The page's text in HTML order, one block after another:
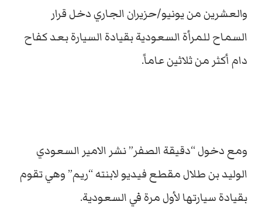
والعشرين من يونيو/حزيران الجاري دخل قرار
السماح للمرأة السعودية بقيادة السيارة بعد كفاح
دام أكثر من ثلاثين عاماً.
ومع دخول “دقيقة الصفر” نشر الامير السعودي
الوليد بن طلال مقطع فيديو لابنته “ريم” وهي تقوم
بقيادة سيارتها لأول مرة في السعودية.